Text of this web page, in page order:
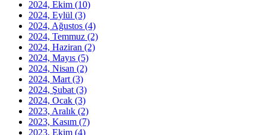
2024, Ekim (10)
2024, Eylül (3)
2024, Ağustos (4)
2024, Temmuz (2)
2024, Haziran (2)
2024, Mayıs (5)
2024, Nisan (2)
2024, Mart (3)
2024, Şubat (3)
2024, Ocak (3)
2023, Aralık (2)
2023, Kasım (7)
2023, Ekim (4)